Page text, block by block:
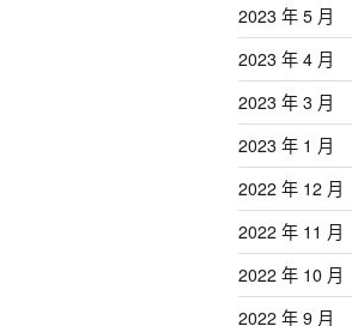
2023 年 5 月
2023 年 4 月
2023 年 3 月
2023 年 1 月
2022 年 12 月
2022 年 11 月
2022 年 10 月
2022 年 9 月